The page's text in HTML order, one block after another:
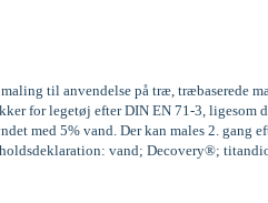
til anvendelse på træ, træbaserede
for legetøj efter DIN EN 71-3, ligesom
med 5% vand. Der kan males 2. gang
vand; Decovery®;